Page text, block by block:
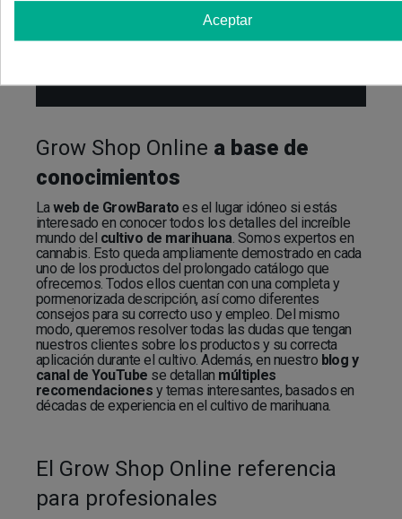
demostrada capacidad de atender las dudas,
incidencias y opiniones de sus clientes antes,
Grow Shop Online a base de
conocimientos
Laweb de GrowBarato es el lugar idóneo si estás
interesado en conocer todos los detalles del increíble
mundo del cultivo de marihuana. Somos expertos en
cannabis. Esto queda ampliamente demostrado en cada
uno de los productos del prolongado catálogo que
ofrecemos. Todos ellos cuentan con una completa y
pormenorizada descripción, así como diferentes
consejos para su correcto uso y empleo. Del mismo
modo, queremos resolver todas las dudas que tengan
nuestros clientes sobre los productos y su correcta
aplicación durante el cultivo. Además, en nuestro blog y
canal de YouTube se detallan múltiples
recomendaciones y temas interesantes, basados en
décadas de experiencia en el cultivo de marihuana.
El Grow Shop Online referencia
para profesionales
Aceptar